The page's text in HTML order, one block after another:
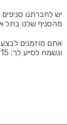
יש לחברתנו
מהסניף שלנו בתל
אתם מוזמנים לבצע
ונשמח לסייע לך: 1700-500-115